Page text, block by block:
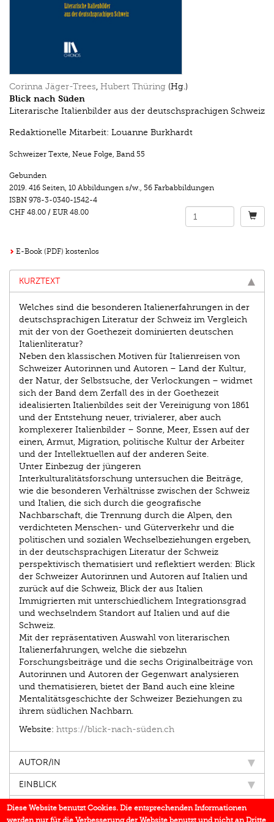
Corinna Jäger-Trees, Hubert Thüring (Hg.)
Blick nach Süden
Literarische Italienbilder aus der deutschsprachigen Schweiz
Redaktionelle Mitarbeit: Louanne Burkhardt
Schweizer Texte, Neue Folge, Band 55
Gebunden
2019. 416 Seiten, 10 Abbildungen s/w., 56 Farbabbildungen
ISBN 978-3-0340-1542-4
CHF 48.00 / EUR 48.00
E-Book (PDF) kostenlos
KURZTEXT
Welches sind die besonderen Italienerfahrungen in der
deutsch­sprachigen Literatur der Schweiz im Vergleich
mit der von der Goethezeit dominierten deutschen
Italienliteratur?
Neben den klassischen Motiven für Italienreisen von
Schweizer Autorinnen und Autoren – Land der Kultur,
der Natur, der Selbstsuche, der Verlockungen – widmet
sich der Band dem Zerfall des in der Goethezeit
idealisierten Italienbildes seit der Vereinigung von 1861
und der Entstehung neuer, trivialerer, aber auch
komplexerer Italienbilder – Sonne, Meer, Essen auf der
einen, Armut, Migration, politische Kultur der Arbeiter
und der Intellektuellen auf der anderen Seite.
Unter Einbezug der jüngeren
Interkulturalitätsforschung untersuchen die Beiträge,
wie die besonderen Verhältnisse zwischen der Schweiz
und Italien, die sich durch die geografische
Nachbarschaft, die Trennung durch die Alpen, den
verdichteten Menschen- und Güterverkehr und die
politischen und sozialen Wechselbeziehungen ergeben,
in der deutschsprachigen Literatur der Schweiz
perspektivisch thematisiert und reflektiert werden: Blick
der Schweizer Autorinnen und Autoren auf Italien und
zurück auf die Schweiz, Blick der aus Italien
Immigrierten mit unterschiedlichem Integrationsgrad
und wechselndem Standort auf Italien und auf die
Schweiz.
Mit der repräsentativen Auswahl von literarischen
Italienerfahrungen, welche die siebzehn
Forschungsbeiträge und die sechs Originalbeiträge von
Autorinnen und Autoren der Gegenwart analysieren
und thematisieren, bietet der Band auch eine kleine
Mentalitäts­geschichte der Schweizer Beziehungen zu
ihrem südlichen Nachbarn.
Website: https://blick-nach-süden.ch
AUTOR/IN
EINBLICK
IN DEN MEDIEN
Diese Website benutzt Cookies. Die entsprechenden Informationen
werden nur für die Verbesserung der Website benutzt und nicht an Dritte